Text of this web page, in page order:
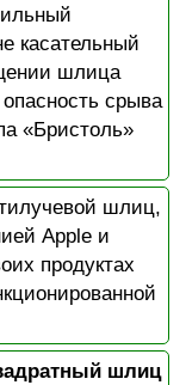
касательный
шлица
срыва
«Бристоль»
шлиц,
Apple и
продуктах
шлиц